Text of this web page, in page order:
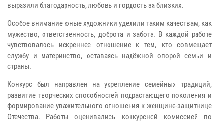
выразили благодарность, любовь и гордость за близких.
Особое внимание юные художники уделили таким качествам, как
мужество, ответственность, доброта и забота. В каждой работе
чувствовалось искреннее отношение к тем, кто совмещает
службу и материнство, оставаясь надёжной опорой семьи и
страны.
Конкурс был направлен на укрепление семейных традиций,
развитие творческих способностей подрастающего поколения и
формирование уважительного отношения к женщине-защитнице
Отечества. Работы оценивались конкурсной комиссией по